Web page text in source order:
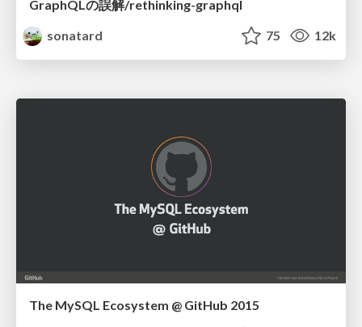
GraphQLの誤解/rethinking-graphql
sonatard
75 12k
The MySQL Ecosystem @ GitHub 2015